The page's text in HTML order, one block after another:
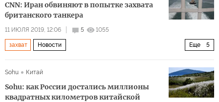
CNN: Иран обвиняют в попытке захвата
британского танкера
11 ИЮЛЯ 2019, 12:06 5 1055
Еще 5
захват Новости
Иран
Персидский Залив
Sohu Китай
Sohu: как России достались миллионы
квадратных километров китайской